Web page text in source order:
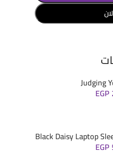
Judging
EGP
Black Daisy Laptop
EGP